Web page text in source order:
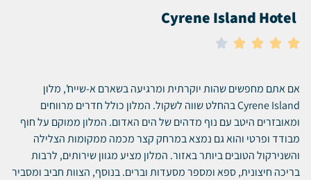
Cyrene Island Hotel





אם אתם מחפשים שהות יוקרתית ומרגיעה בשארם א-שייח', מלון
Cyrene Island בהחלט שווה לשקול.
המלון כולל חדרים מרווחים
ומאובזרים היטב עם נוף מדהים של הים האדום. המלון ממוקם על חוף
מבודד ופרטי והוא גם נמצא במרחק קצר מכמה ממקומות הצלילה
והשנירקול הטובים ביותר באזור. המלון מציע מגוון שירותים, לרבות
בריכה חיצונית, ספא ומספר מסעדות וברים.בנוסף, הצוות חביב ומסביר